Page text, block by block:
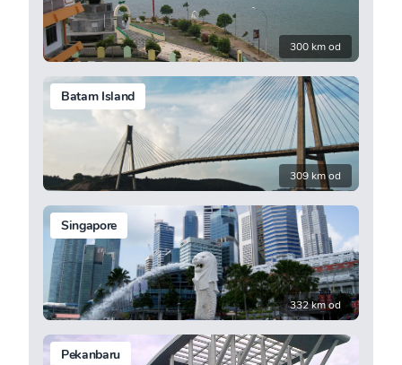
300 km od
Batam Island
309 km od
Singapore
332 km od
Pekanbaru